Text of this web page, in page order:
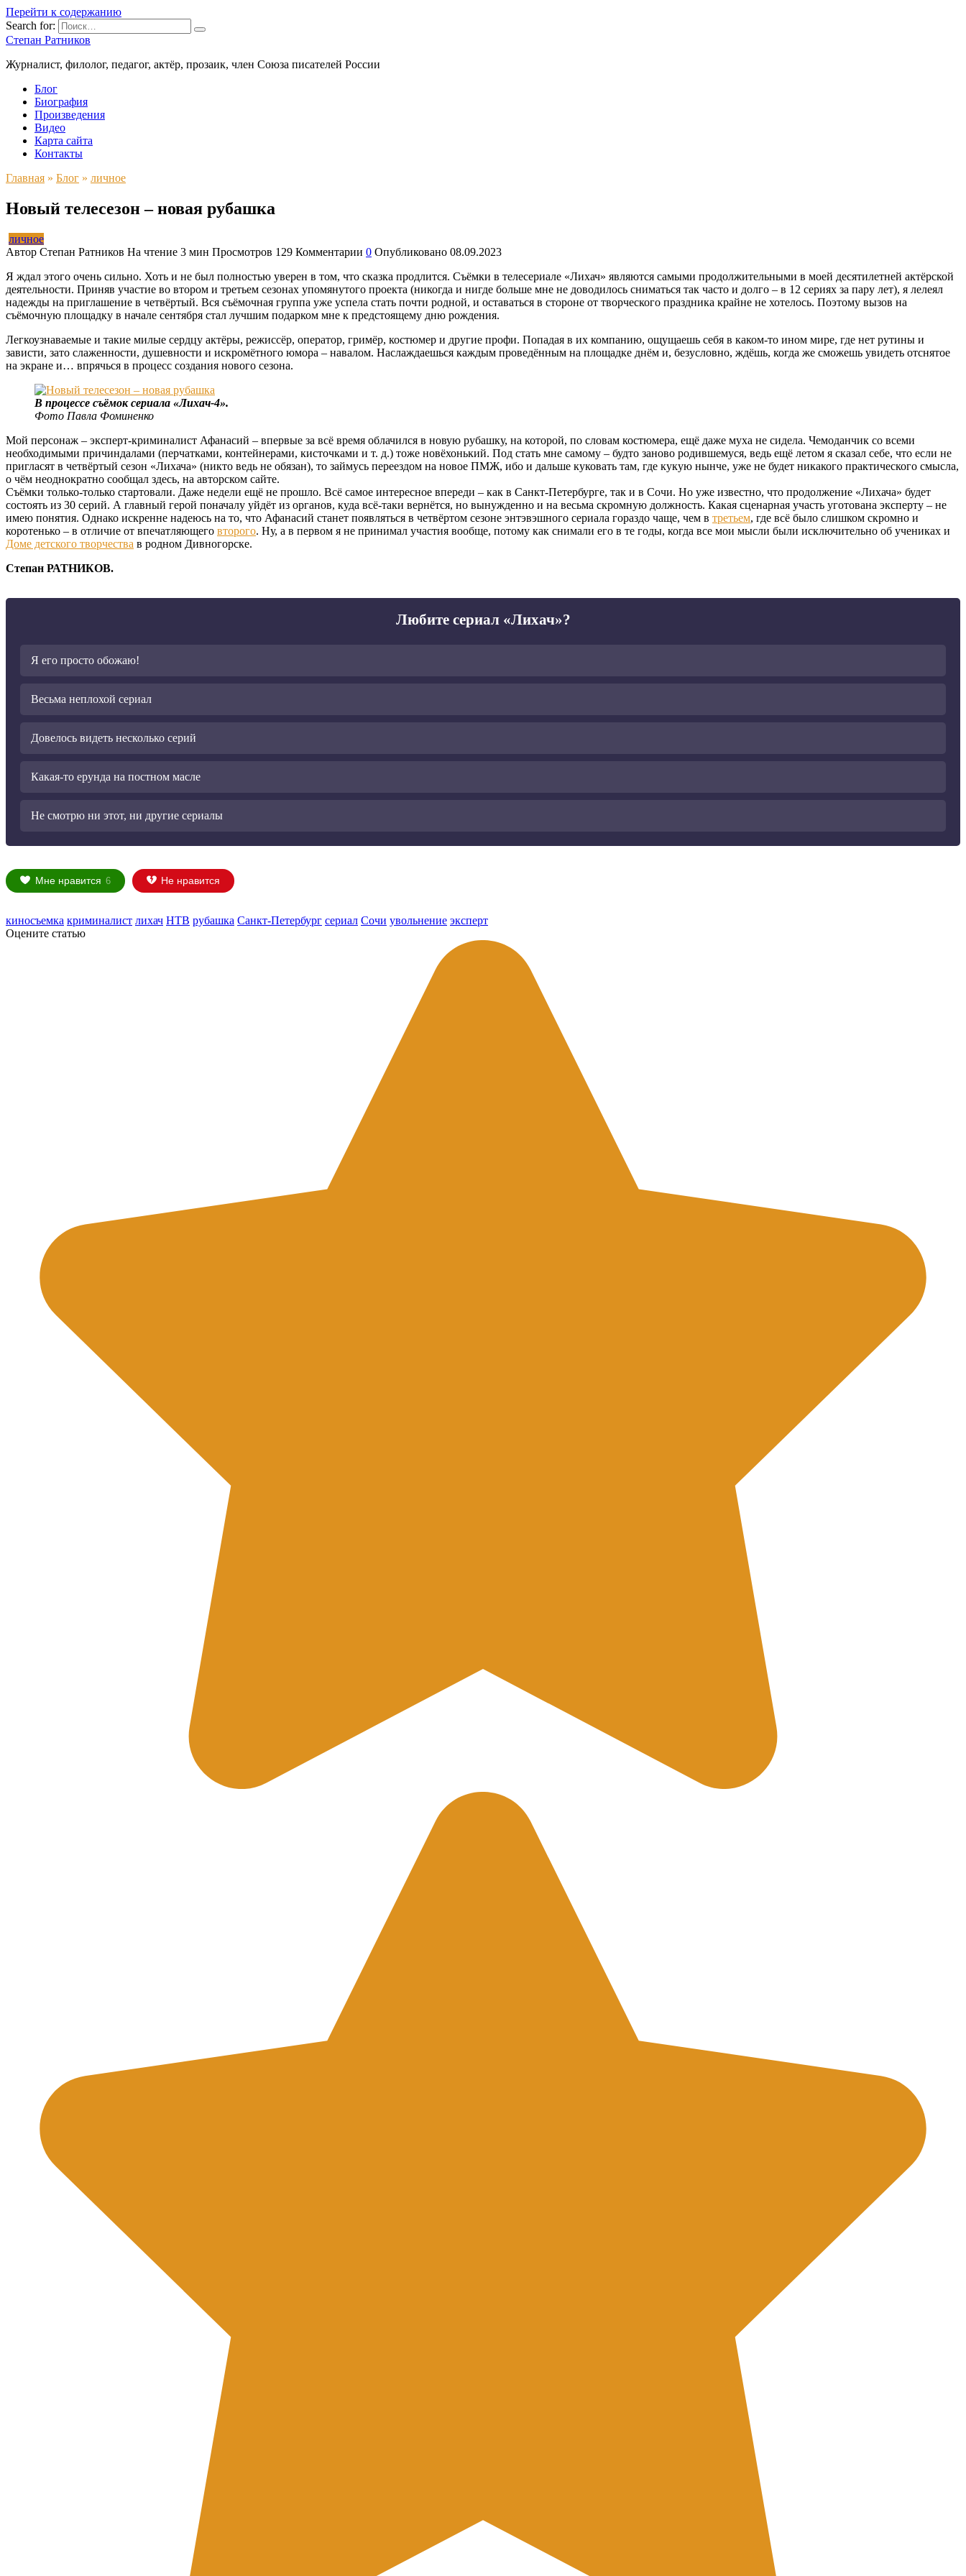
Перейти к содержанию
Search for:
Степан Ратников
Журналист, филолог, педагог, актёр, прозаик, член Союза писателей России
Блог
Биография
Произведения
Видео
Карта сайта
Контакты
Главная » Блог » личное
Новый телесезон – новая рубашка
личное
Автор Степан Ратников На чтение 3 мин Просмотров 129 Комментарии 0 Опубликовано 08.09.2023
Я ждал этого очень сильно. Хоть и не был полностью уверен в том, что сказка продлится. Съёмки в телесериале «Лихач» являются самыми продолжительными в моей десятилетней актёрской
деятельности. Приняв участие во втором и третьем сезонах упомянутого проекта (никогда и нигде больше мне не доводилось сниматься так часто и долго – в 12 сериях за пару лет), я лелеял
надежды на приглашение в четвёртый. Вся съёмочная группа уже успела стать почти родной, и оставаться в стороне от творческого праздника крайне не хотелось. Поэтому вызов на
съёмочную площадку в начале сентября стал лучшим подарком мне к предстоящему дню рождения.
Легкоузнаваемые и такие милые сердцу актёры, режиссёр, оператор, гримёр, костюмер и другие профи. Попадая в их компанию, ощущаешь себя в каком-то ином мире, где нет рутины и
зависти, зато слаженности, душевности и искромётного юмора – навалом. Наслаждаешься каждым проведённым на площадке днём и, безусловно, ждёшь, когда же сможешь увидеть отснятое
на экране и… впрячься в процесс создания нового сезона.
В процессе съёмок сериала «Лихач-4».
Фото Павла Фоминенко
Мой персонаж – эксперт-криминалист Афанасий – впервые за всё время облачился в новую рубашку, на которой, по словам костюмера, ещё даже муха не сидела. Чемоданчик со всеми
необходимыми причиндалами (перчатками, контейнерами, кисточками и т. д.) тоже новёхонький. Под стать мне самому – будто заново родившемуся, ведь ещё летом я сказал себе, что если не
пригласят в четвёртый сезон «Лихача» (никто ведь не обязан), то займусь переездом на новое ПМЖ, ибо и дальше куковать там, где кукую нынче, уже не будет никакого практического смысла,
о чём неоднократно сообщал здесь, на авторском сайте.
Съёмки только-только стартовали. Даже недели ещё не прошло. Всё самое интересное впереди – как в Санкт-Петербурге, так и в Сочи. Но уже известно, что продолжение «Лихача» будет
состоять из 30 серий. А главный герой поначалу уйдёт из органов, куда всё-таки вернётся, но вынужденно и на весьма скромную должность. Какая сценарная участь уготована эксперту – не
имею понятия. Однако искренне надеюсь на то, что Афанасий станет появляться в четвёртом сезоне энтэвэшного сериала гораздо чаще, чем в третьем, где всё было слишком скромно и
коротенько – в отличие от впечатляющего второго. Ну, а в первом я не принимал участия вообще, потому как снимали его в те годы, когда все мои мысли были исключительно об учениках и
Доме детского творчества в родном Дивногорске.
Степан РАТНИКОВ.
Любите сериал «Лихач»?
Я его просто обожаю!
Весьма неплохой сериал
Довелось видеть несколько серий
Какая-то ерунда на постном масле
Не смотрю ни этот, ни другие сериалы
Мне нравится 6 Не нравится
киносъемка криминалист лихач НТВ рубашка Санкт-Петербург сериал Сочи увольнение эксперт
Оцените статью